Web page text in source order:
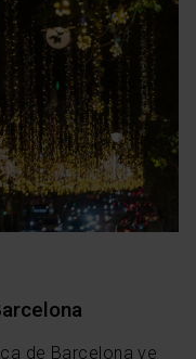
de Barcelona ve